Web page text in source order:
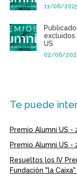
11/06/
excluidos
US
02/06/
Te puede
Premio Alumni US -
Premio Alumni US -
Resueltos los IV
Fundación "la